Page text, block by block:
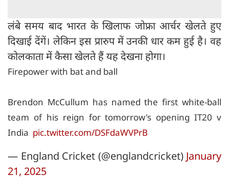
लंबे समय बाद भारत के खिलाफ जोफ्रा आर्चर खेलते हुए
दिखाई देंगें। लेकिन इस प्रारुप में उनकी धार कम हुई है। वह
कोलकाता में कैसा खेलते हैं यह देखना होगा।
Firepower with bat and ball
Brendon McCullum has named the first white-ball
team of his reign for tomorrow's opening IT20 v
India pic.twitter.com/DSFdaWVPrB
— England Cricket (@englandcricket) January
21, 2025